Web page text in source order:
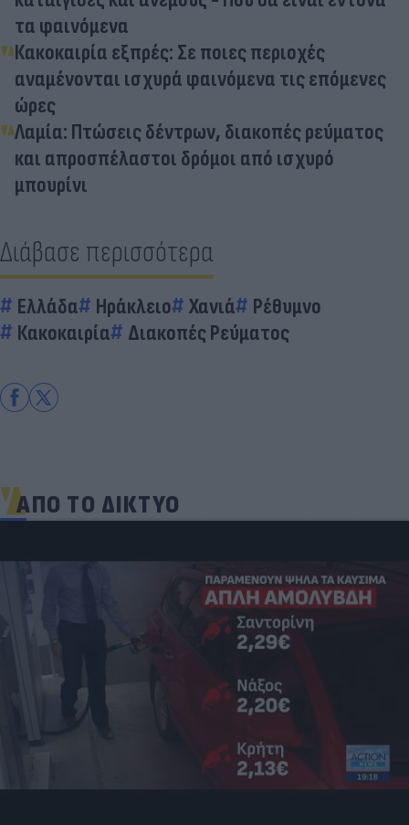
τα φαινόμενα
Κακοκαιρία εξπρές: Σε ποιες περιοχές
αναμένονται ισχυρά φαινόμενα τις επόμενες
ώρες
Λαμία: Πτώσεις δέντρων, διακοπές ρεύματος
και απροσπέλαστοι δρόμοι από ισχυρό
μπουρίνι
Διάβασε περισσότερα
Ελλάδα Ηράκλειο Χανιά
Ρέθυμνο
Κακοκαιρία
Διακοπές Ρεύματος
ΑΠΟ ΤΟ ΔΙΚΤΥΟ